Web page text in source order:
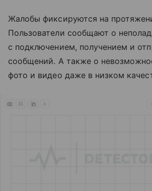
Жалобы фиксируются на
Пользователи сообщают о
с подключением, получением и
сообщений. А также о
фото и видео даже в низком